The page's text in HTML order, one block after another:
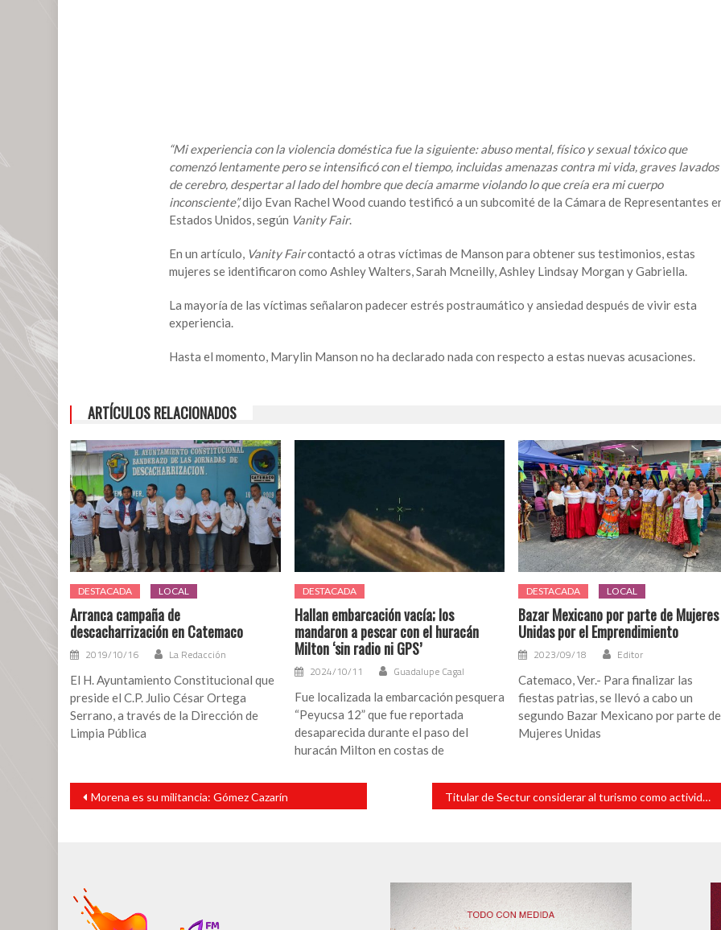
“Mi experiencia con la violencia doméstica fue la siguiente: abuso mental, físico y sexual tóxico que
comenzó lentamente pero se intensificó con el tiempo, incluidas amenazas contra mi vida, graves lavados
de cerebro, despertar al lado del hombre que decía amarme violando lo que creía era ​​mi cuerpo
inconsciente”,dijo Evan Rachel Wood cuando testificó a un subcomité de la Cámara de Representantes
Estados Unidos, según Vanity Fair.
En un artículo, Vanity Faircontactó a otras víctimas de Manson para obtener sus testimonios, estas
mujeres se identificaron como Ashley Walters, Sarah Mcneilly, Ashley Lindsay Morgan y Gabriella.
La mayoría de las víctimas señalaron padecer estrés postraumático y ansiedad después de vivir esta
experiencia.
Hasta el momento, Marylin Manson no ha declarado nada con respecto a estas nuevas acusaciones.
ARTÍCULOS RELACIONADOS
DESTACADA LOCAL
Arranca campaña de
descacharrización en Catemaco
2019/10/16 La Redacción
El H. Ayuntamiento Constitucional que
preside el C.P. Julio César Ortega
Serrano, a través de la Dirección de
Limpia Pública
DESTACADA
Hallan embarcación vacía; los
mandaron a pescar con el huracán
Milton ‘sin radio ni GPS’
2024/10/11 Guadalupe Cagal
Fue localizada la embarcación pesquera
“Peyucsa 12” que fue reportada
desaparecida durante el paso del
huracán Milton en costas de
DESTACADA LOCAL
Bazar Mexicano por parte de Mujeres
Unidas por el Emprendimiento
2023/09/18 Editor
Catemaco, Ver.- Para finalizar las
fiestas patrias, se llevó a cabo un
segundo Bazar Mexicano por parte de
Mujeres Unidas
Navegación
entradas
Morena es su militancia: Gómez Cazarín Titular de Sectur considerar al turismo como actividad escencial